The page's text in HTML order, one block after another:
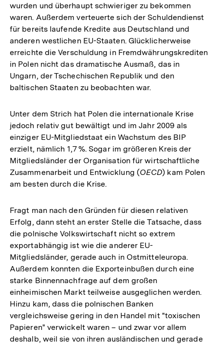
wurden und überhaupt schwieriger zu bekommen
waren. Außerdem verteuerte sich der Schuldendienst
für bereits laufende Kredite aus Deutschland und
anderen westlichen EU-Staaten. Glücklicherweise
erreichte die Verschuldung in Fremdwährungskrediten
in Polen nicht das dramatische Ausmaß, das in
Ungarn, der Tschechischen Republik und den
baltischen Staaten zu beobachten war.
Unter dem Strich hat Polen die internationale Krise
jedoch relativ gut bewältigt und im Jahr 2009 als
einziger EU-Mitgliedstaat ein Wachstum des BIP
erzielt, nämlich 1,7 %. Sogar im größeren Kreis der
Mitgliedsländer der Organisation für wirtschaftliche
Zusammenarbeit und Entwicklung (OECD) kam Polen
am besten durch die Krise.
Fragt man nach den Gründen für diesen relativen
Erfolg, dann steht an erster Stelle die Tatsache, dass
die polnische Volkswirtschaft nicht so extrem
exportabhängig ist wie die anderer EU-
Mitgliedsländer, gerade auch in Ostmitteleuropa.
Außerdem konnten die Exporteinbußen durch eine
starke Binnennachfrage auf dem großen
einheimischen Markt teilweise ausgeglichen werden.
Hinzu kam, dass die polnischen Banken
vergleichsweise gering in den Handel mit "toxischen
Papieren" verwickelt waren – und zwar vor allem
deshalb, weil sie von ihren ausländischen und gerade